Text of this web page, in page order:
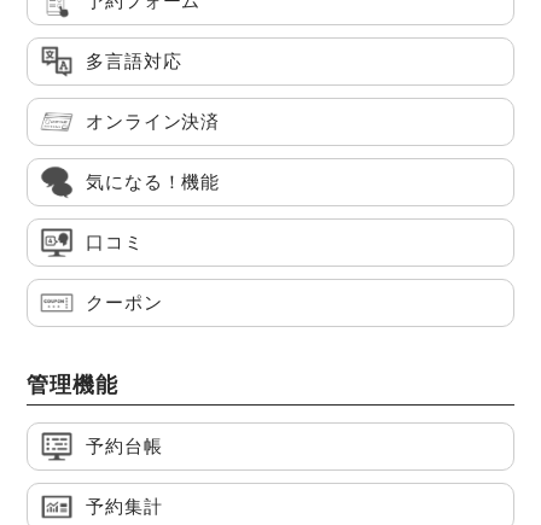
多言語対応
オンライン決済
気になる！機能
口コミ
クーポン
管理機能
予約台帳
予約集計